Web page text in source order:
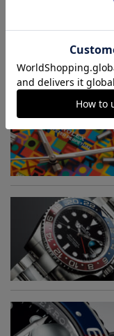
連載記事
ロレックス通信